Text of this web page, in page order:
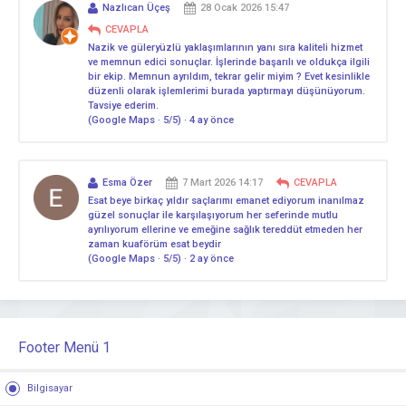
Nazlıcan Üçeş
28 Ocak 2026 15:47
CEVAPLA
Nazik ve güleryüzlü yaklaşımlarının yanı sıra kaliteli hizmet
ve memnun edici sonuçlar. İşlerinde başarılı ve oldukça ilgili
bir ekip. Memnun ayrıldım, tekrar gelir miyim ? Evet kesinlikle
düzenli olarak işlemlerimi burada yaptırmayı düşünüyorum.
Tavsiye ederim.
(Google Maps · 5/5) · 4 ay önce
Esma Özer 7 Mart 2026 14:17
CEVAPLA
Esat beye birkaç yıldır saçlarımı emanet ediyorum inanılmaz
güzel sonuçlar ile karşılaşıyorum her seferinde mutlu
ayrılıyorum ellerine ve emeğine sağlık tereddüt etmeden her
zaman kuaförüm esat beydir
(Google Maps · 5/5) · 2 ay önce
Footer Menü 1
Bilgisayar